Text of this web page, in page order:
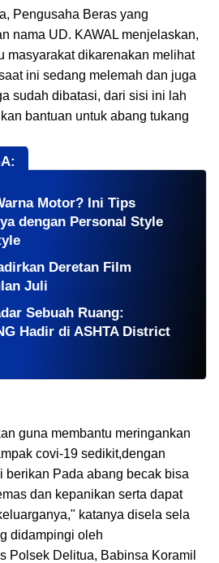
Pengusaha Beras yang
nama UD. KAWAL menjelaskan,
masyarakat dikarenakan melihat
ini sedang melemah dan juga
sudah dibatasi, dari sisi ini lah
bantuan untuk abang tukang
Motor? Ini Tips
dengan Personal Style
Deretan Film
Juli
Sebuah Ruang:
Hadir di ASHTA District
guna membantu meringankan
covi-19 sedikit,dengan
berikan Pada abang becak bisa
dan kepanikan serta dapat
katanya disela sela
didampingi oleh
Polsek Delitua, Babinsa Koramil